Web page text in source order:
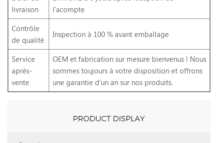
livraison
l'acompte
Contrôle
de qualité
Inspection à 100 % avant emballage
Service
après-
vente
OEM et fabrication sur mesure bienvenus ! Nous
sommes toujours à votre disposition et offrons
une garantie d'un an sur nos produits.